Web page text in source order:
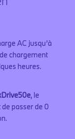
AC jusqu’à
chargement
heures.
, le
passer de 0